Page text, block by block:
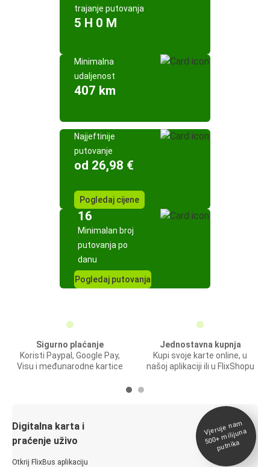
trajanje putovanja
5 H 0 M
Minimalna
udaljenost
407 km
Najjeftinije
putovanje
od 26,98 €
Pogledaj cijene
16
Minimalan broj
putovanja po
danu
Pogledaj putovanja
Sigurno plaćanje
Koristi Paypal, Google Pay,
Visu i međunarodne kartice
Jednostavna kupnja
Kupi svoje karte online, u
našoj aplikaciji ili u FlixShopu
Digitalna karta i
praćenje uživo
Otkrij FlixBus aplikaciju
Vjeruje na
m
500+
milijuna
putnika